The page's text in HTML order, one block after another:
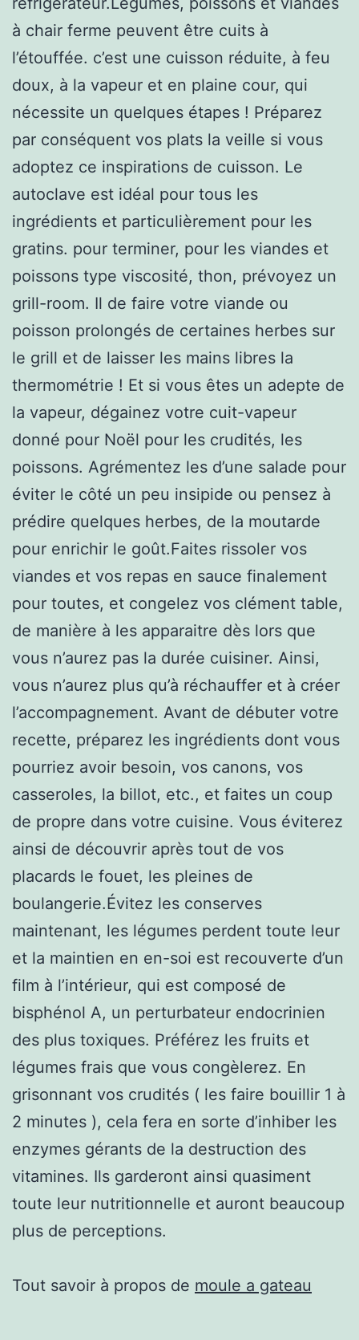
à chair ferme peuvent être cuits à
l’étouffée. c’est une cuisson réduite, à feu
doux, à la vapeur et en plaine cour, qui
nécessite un quelques étapes ! Préparez
par conséquent vos plats la veille si vous
adoptez ce inspirations de cuisson. Le
autoclave est idéal pour tous les
ingrédients et particulièrement pour les
gratins. pour terminer, pour les viandes et
poissons type viscosité, thon, prévoyez un
grill-room. Il de faire votre viande ou
poisson prolongés de certaines herbes sur
le grill et de laisser les mains libres la
thermométrie ! Et si vous êtes un adepte de
la vapeur, dégainez votre cuit-vapeur
donné pour Noël pour les crudités, les
poissons. Agrémentez les d’une salade pour
éviter le côté un peu insipide ou pensez à
prédire quelques herbes, de la moutarde
pour enrichir le goût.Faites rissoler vos
viandes et vos repas en sauce finalement
pour toutes, et congelez vos clément table,
de manière à les apparaitre dès lors que
vous n’aurez pas la durée cuisiner. Ainsi,
vous n’aurez plus qu’à réchauffer et à créer
l’accompagnement. Avant de débuter votre
recette, préparez les ingrédients dont vous
pourriez avoir besoin, vos canons, vos
casseroles, la billot, etc., et faites un coup
de propre dans votre cuisine. Vous éviterez
ainsi de découvrir après tout de vos
placards le fouet, les pleines de
boulangerie.Évitez les conserves
maintenant, les légumes perdent toute leur
et la maintien en en-soi est recouverte d’un
film à l’intérieur, qui est composé de
bisphénol A, un perturbateur endocrinien
des plus toxiques. Préférez les fruits et
légumes frais que vous congèlerez. En
grisonnant vos crudités ( les faire bouillir 1 à
2 minutes ), cela fera en sorte d’inhiber les
enzymes gérants de la destruction des
vitamines. Ils garderont ainsi quasiment
toute leur nutritionnelle et auront beaucoup
plus de perceptions.
Tout savoir à propos de moule a gateau